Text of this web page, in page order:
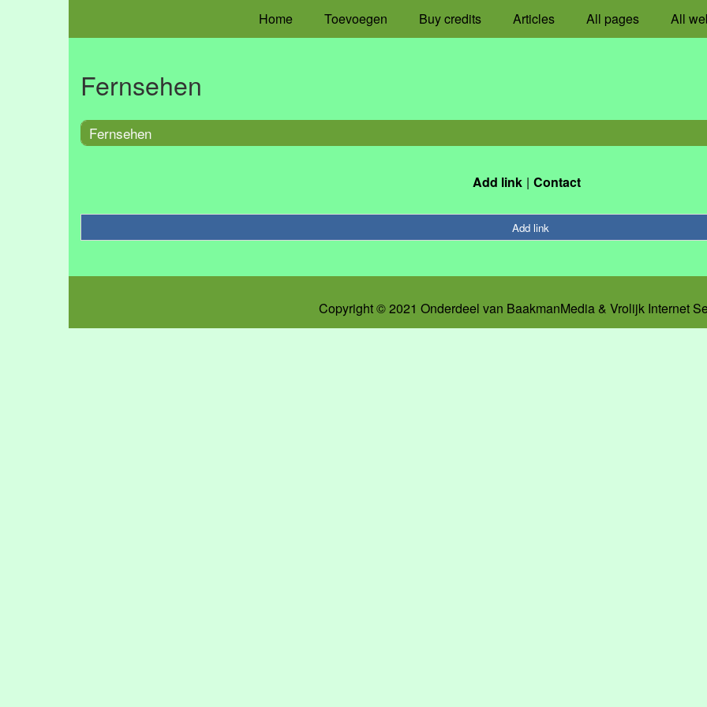
Home Toevoegen Buy credits Articles All pages All
Fernsehen
Fernsehen
Add link Contact
Add link
Copyright © 2021 Onderdeel van BaakmanMedia & Vrolijk Internet